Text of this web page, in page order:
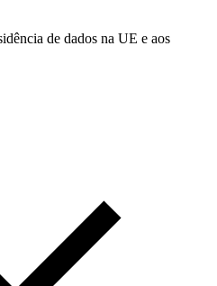
de dados na UE e aos